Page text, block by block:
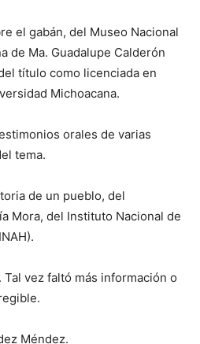
el gabán, del Museo Nacional
de Ma. Guadalupe Calderón
título como licenciada en
Michoacana.
orales de varias
tema.
de un pueblo, del
Mora, del Instituto Nacional de
vez faltó más información o
Méndez.